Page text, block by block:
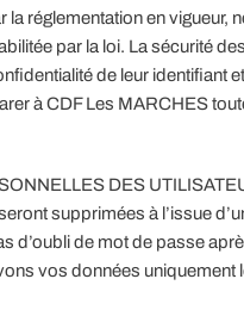
réglementation en vigueur,
par la loi. La sécurité
de leur identifiant
à CDF Les MARCHES
DES
supprimées à l’issue
d’oubli de mot de passe
vos données uniquement